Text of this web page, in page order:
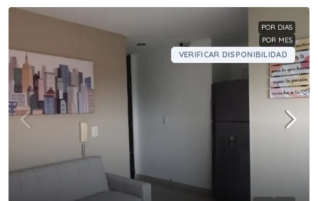
POR DIAS
POR MES
VERIFICAR DISPONIBILIDAD